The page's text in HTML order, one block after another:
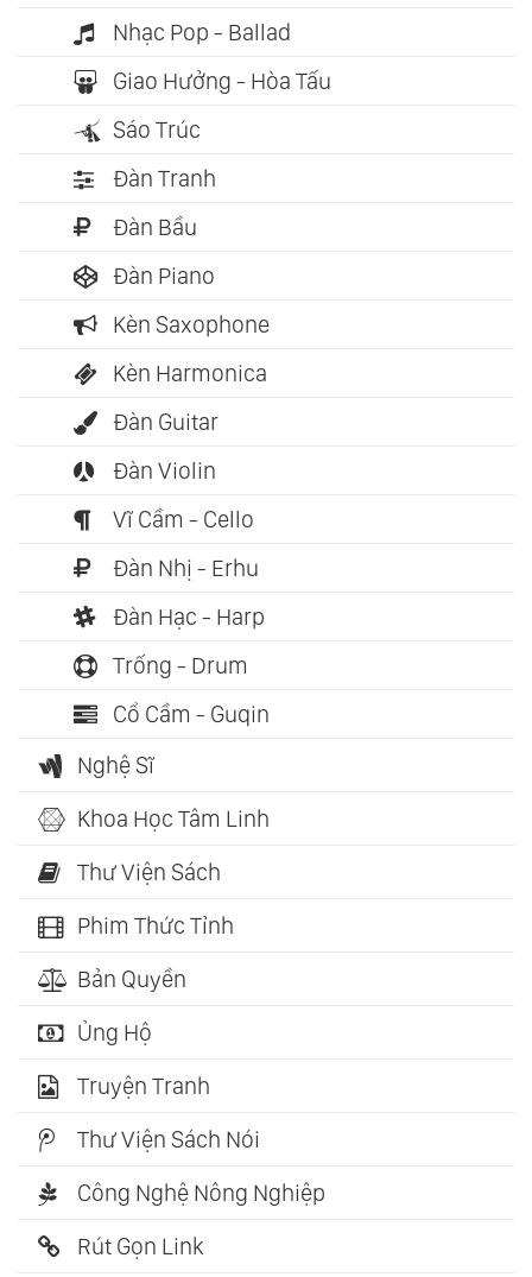
Nhạc Pop - Ballad
Giao Hưởng - Hòa Tấu
Sáo Trúc
Đàn Tranh
Đàn Bầu
Đàn Piano
Kèn Saxophone
Kèn Harmonica
Đàn Guitar
Đàn Violin
Vĩ Cầm - Cello
Đàn Nhị - Erhu
Đàn Hạc - Harp
Trống - Drum
Cổ Cầm - Guqin
Nghệ Sĩ
Khoa Học Tâm Linh
Thư Viện Sách
Phim Thức Tỉnh
Bản Quyền
Ủng Hộ
Truyện Tranh
Thư Viện Sách Nói
Công Nghệ Nông Nghiệp
Rút Gọn Link